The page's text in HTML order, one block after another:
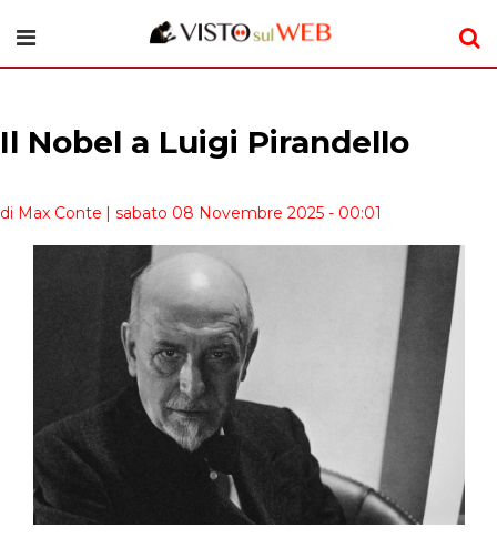
Il Nobel a Luigi Pirandello
di Max Conte | sabato 08 Novembre 2025 - 00:01